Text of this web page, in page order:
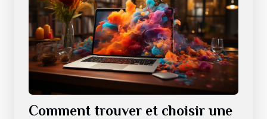
Comment trouver et choisir une